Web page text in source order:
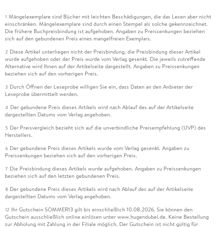
1 Mängelexemplare sind Bücher mit leichten Beschädigungen, die das Lesen aber nicht
einschränken. Mängelexemplare sind durch einen Stempel als solche gekennzeichnet.
Die frühere Buchpreisbindung ist aufgehoben. Angaben zu Preissenkungen beziehen
sich auf den gebundenen Preis eines mangelfreien Exemplars.
2 Diese Artikel unterliegen nicht der Preisbindung, die Preisbindung dieser Artikel
wurde aufgehoben oder der Preis wurde vom Verlag gesenkt. Die jeweils zutreffende
Alternative wird Ihnen auf der Artikelseite dargestellt. Angaben zu Preissenkungen
beziehen sich auf den vorherigen Preis.
3 Durch Öffnen der Leseprobe willigen Sie ein, dass Daten an den Anbieter der
Leseprobe übermittelt werden.
4 Der gebundene Preis dieses Artikels wird nach Ablauf des auf der Artikelseite
dargestellten Datums vom Verlag angehoben.
5 Der Preisvergleich bezieht sich auf die unverbindliche Preisempfehlung (UVP) des
Herstellers.
6 Der gebundene Preis dieses Artikels wurde vom Verlag gesenkt. Angaben zu
Preissenkungen beziehen sich auf den vorherigen Preis.
7 Die Preisbindung dieses Artikels wurde aufgehoben. Angaben zu Preissenkungen
beziehen sich auf den letzten gebundenen Preis.
8 Der gebundene Preis dieses Artikels wird nach Ablauf des auf der Artikelseite
dargestellten Datums vom Verlag angehoben.
12 Ihr Gutschein SOMMER13 gilt bis einschließlich 10.08.2026. Sie können den
Gutschein ausschließlich online einlösen unter www.hugendubel.de. Keine Bestellung
zur Abholung mit Zahlung in der Filiale möglich. Der Gutschein ist nicht gültig für